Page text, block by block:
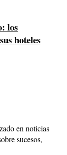
los
hoteles
en noticias
sucesos,